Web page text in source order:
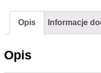
Vilo
Esquero
620
Opis Informacje
Opis